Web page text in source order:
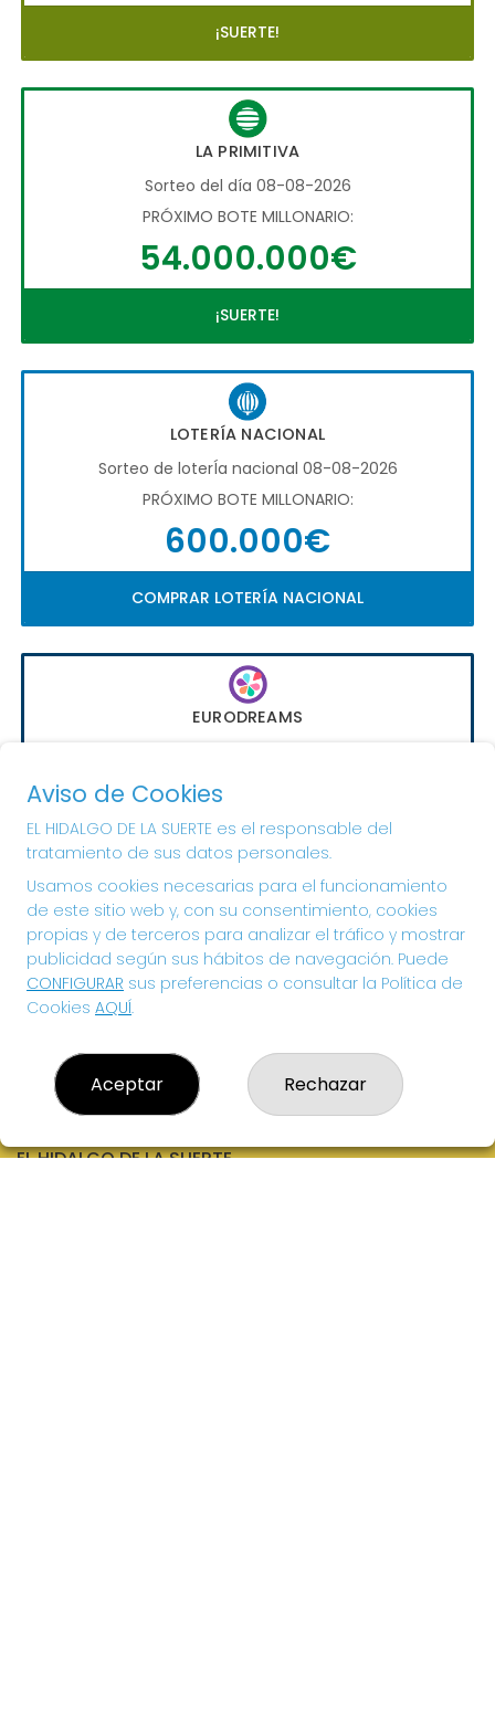
¡SUERTE!
LA PRIMITIVA
Sorteo del día 08-08-2026
PRÓXIMO BOTE MILLONARIO:
54.000.000€
¡SUERTE!
LOTERÍA NACIONAL
Sorteo de loterÍa nacional 08-08-2026
PRÓXIMO BOTE MILLONARIO:
600.000€
COMPRAR LOTERÍA NACIONAL
EURODREAMS
PRÓXIMO BOTE MILLONARIO:
20.000€
¡SUERTE!
EL HIDALGO DE LA SUERTE
Aviso de Cookies
EL HIDALGO DE LA SUERTE es el responsable del
tratamiento de sus datos personales.
Usamos cookies necesarias para el funcionamiento
de este sitio web y, con su consentimiento, cookies
propias y de terceros para analizar el tráfico y mostrar
publicidad según sus hábitos de navegación. Puede
CONFIGURAR sus preferencias o consultar la Política de
Cookies AQUÍ.
Aceptar Rechazar